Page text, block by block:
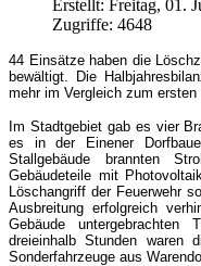
Erstellt: Freitag, 01.
Zugriffe: 4648
44 Einsätze haben die
bewältigt. Die
mehr im Vergleich zum ersten
Im Stadtgebiet gab es vier
es in der Einener
Stallgebäude brannten
Gebäudeteile mit
Löschangriff der Feuerwehr
Ausbreitung erfolgreich
Gebäude
dreieinhalb Stunden waren
Sonderfahrzeuge aus